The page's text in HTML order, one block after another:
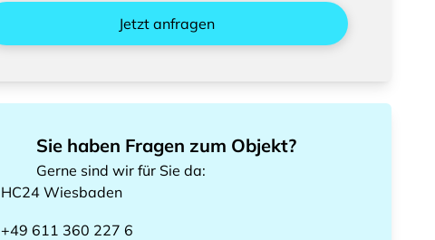
Jetzt anfragen
Sie haben Fragen zum Objekt?
Gerne sind wir für Sie da:
HC24Wiesbaden
+49 611 360 227 6